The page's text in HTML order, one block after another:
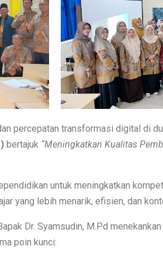
percepatan transformasi digital di
bertajuk “Meningkatkan Kualitas
untuk meningkatkan
yang lebih menarik, efisien, dan
Dr. Syamsudin, M.Pd
poin kunci: